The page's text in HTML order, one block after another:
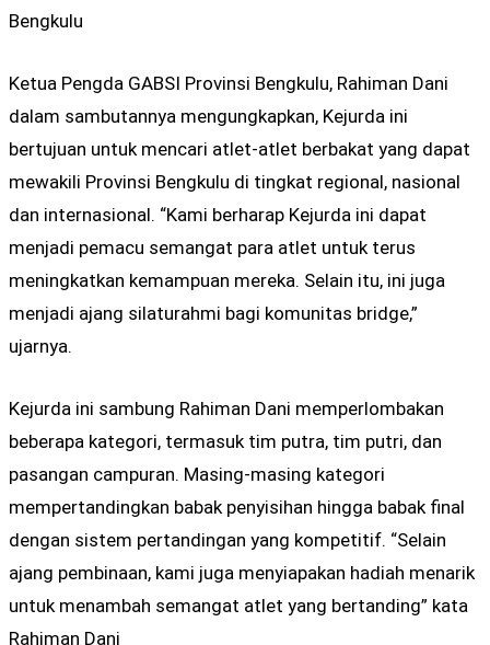
Bengkulu
Ketua Pengda GABSI Provinsi Bengkulu, Rahiman Dani
dalam sambutannya mengungkapkan, Kejurda ini
bertujuan untuk mencari atlet-atlet berbakat yang dapat
mewakili Provinsi Bengkulu di tingkat regional, nasional
dan internasional. “Kami berharap Kejurda ini dapat
menjadi pemacu semangat para atlet untuk terus
meningkatkan kemampuan mereka. Selain itu, ini juga
menjadi ajang silaturahmi bagi komunitas bridge,”
ujarnya.
Kejurda ini sambung Rahiman Dani memperlombakan
beberapa kategori, termasuk tim putra, tim putri, dan
pasangan campuran. Masing-masing kategori
mempertandingkan babak penyisihan hingga babak final
dengan sistem pertandingan yang kompetitif. “Selain
ajang pembinaan, kami juga menyiapakan hadiah menarik
untuk menambah semangat atlet yang bertanding” kata
Rahiman Dani